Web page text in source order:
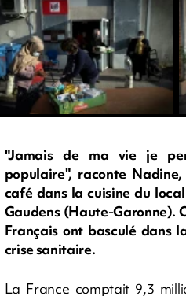
"Jamais de ma vie je
populaire", raconte
café dans la cuisine du
Gaudens (Haute-Garonne).
Français ont basculé dans
crise sanitaire.
La France comptait 9,3